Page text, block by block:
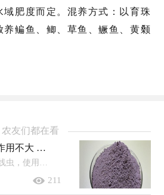
域肥度而定。混养方式：以育珠
养鳊鱼、鲫、草鱼、鳜鱼、黄颡
农友们都在看
淡紫拟青霉对根线虫作用不大 淡紫拟青霉的作用
1、淡紫拟青霉能防治根线虫，使用后可以让根线虫造成的危害明显降低。2、淡紫拟青霉孢子萌发后会产生菌丝，这种菌丝可以穿透线虫的卵...
211